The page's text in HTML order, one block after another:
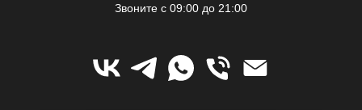
Звоните с 09:00 до 21:00